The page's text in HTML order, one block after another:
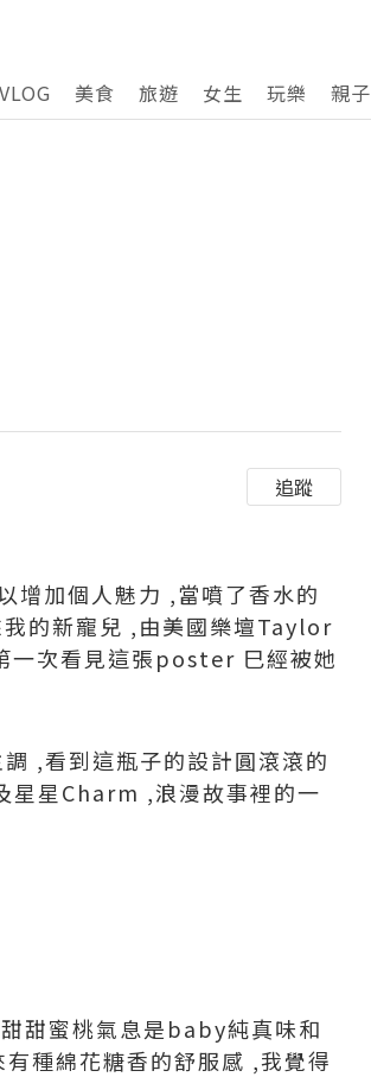
VLOG 美食 旅遊 女生 玩樂 親子
追蹤
增加個人魅力 ,當噴了香水的
的新寵兒 ,由美國樂壇Taylor
次看見這張poster 巳經被她
,看到這瓶子的設計圓滾滾的
星星Charm ,浪漫故事裡的一
甜蜜桃氣息是baby純真味和
種綿花糖香的舒服感 ,我覺得